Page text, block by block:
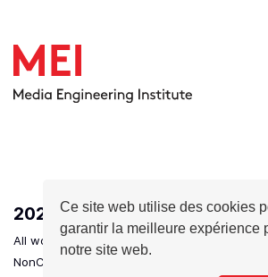
Ce site web utilise des cookies
garantir la meilleure expérience
notre site web.
2026 - HEIG-VD - Ingénierie
All works are licensed under a Creative
NonCommercial-NoDerivatives 4.0